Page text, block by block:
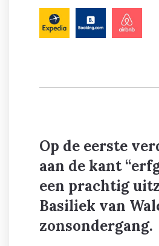
Op de eerste
aan de kant
een prachtig
Basiliek van
zonsondergang.